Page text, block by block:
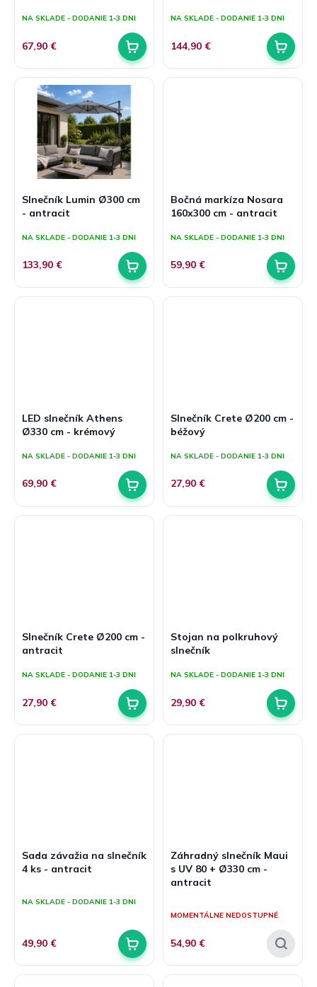
t
v
NA SKLADE - DODANIE 1-3 DNI
67,90 €
NA SKLADE - DODANIE 1-3 DNI
144,90 €
Slnečník Lumin Ø300 cm
- antracit
NA SKLADE - DODANIE 1-3 DNI
133,90 €
Bočná markíza Nosara
160x300 cm - antracit
NA SKLADE - DODANIE 1-3 DNI
59,90 €
LED slnečník Athens
Ø330 cm - krémový
NA SKLADE - DODANIE 1-3 DNI
69,90 €
Slnečník Crete Ø200 cm -
béžový
NA SKLADE - DODANIE 1-3 DNI
27,90 €
Slnečník Crete Ø200 cm -
antracit
NA SKLADE - DODANIE 1-3 DNI
27,90 €
Stojan na polkruhový
slnečník
NA SKLADE - DODANIE 1-3 DNI
29,90 €
Sada závažia na slnečník
4 ks - antracit
hodnotenie
z
hviezdičiek.
NA SKLADE - DODANIE 1-3 DNI
49,90 €
Záhradný slnečník Maui
s UV 80 + Ø330 cm -
antracit
hodnotenie
5,0
5
MOMENTÁLNE NEDOSTUPNÉ
54,90 €